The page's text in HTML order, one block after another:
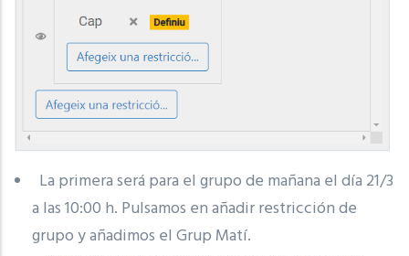
La primera será para el grupo de mañana el día 21/3
a las 10:00 h. Pulsamos en añadir restricción de
grupo y añadimos el Grup Matí.